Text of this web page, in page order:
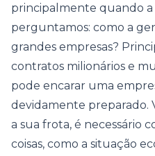
principalmente quando
perguntamos: como a
grandes empresas?
contratos milionários e
pode encarar uma
devidamente preparado.
a sua frota, é necessário
coisas, como a situação